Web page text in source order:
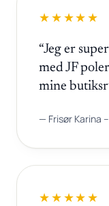
★★★★★
“Jeg er
med JF
mine
— Frisør Karina
★★★★★